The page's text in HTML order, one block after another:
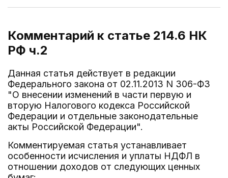
Комментарий к статье 214.6 НК
РФ ч.2
Данная статья действует в редакции
Федерального закона от 02.11.2013 N 306-ФЗ
"О внесении изменений в части первую и
вторую Налогового кодекса Российской
Федерации и отдельные законодательные
акты Российской Федерации".
Комментируемая статья устанавливает
особенности исчисления и уплаты НДФЛ в
отношении доходов от следующих ценных